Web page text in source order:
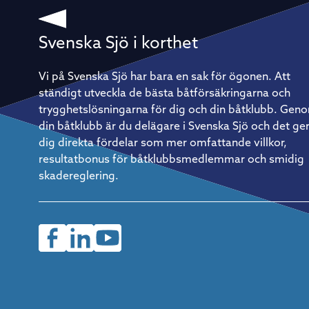
utan att varje enskild besättningsmedlem behöver göra
något. Doublehanded är raka motsatsen. – Det är aldrig
vila – det är det som är så kul, säger han. Det innebär förstås
också att förberedelserna väger tyngre. Allt ombord måste
vara genomtänkt, från rigg och segeltrim till rutiner för att
och sova. Vila är också en taktik På ett lopp av Gotland Runts
kaliber – flera hundra nautiska mil runt en hel ö – räcker det
inte att bara vara duktig på att segla. Återhämtning blir lika
strategisk som vindtaktik. – Vi kör ett rullande schema med
tre timmars segling följt av tre timmars vila. Det måste få
vara flexibelt i praktiken, men fasta rutiner är avgörande för
att verkligen återhämta sig ordentligt. Så kommer du igång
Christian Harding är tydlig med rådet till den som vill prova
på: börja enkelt. En mindre, lätthanterlig båt och en pålitlig
kompis med rätt inställning är allt som behövs för att ta de
första stegen. Saknar man egen båt finns det ofta möjlighet
att hoppa på som gast hos en erfaren båtägare – ett utmärkt
sätt att lära sig formatet inifrån innan man investerar i eget
material.
Svenska Sjö i korthet
Vi på Svenska Sjö har bara en sak för ögonen. Att
ständigt utveckla de bästa båtförsäkringarna och
trygghetslösningarna för dig och din båtklubb.
din båtklubb är du delägare i Svenska Sjö och det ger
dig direkta fördelar som mer omfattande villkor,
resultatbonus för båtklubbsmedlemmar och smidig
skadereglering.